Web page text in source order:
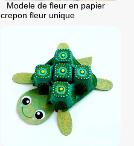
Modele de fleur en papier
crepon fleur unique